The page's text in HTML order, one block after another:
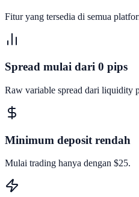
Fitur yang tersedia di semua
Spread mulai dari 0 pips
Raw variable spread dari liquidity
Minimum deposit rendah
Mulai trading hanya dengan $25.